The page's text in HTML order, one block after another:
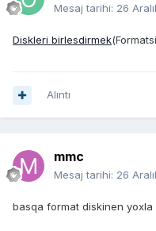
Mesaj tarihi: 26
Diskleri birlesdirmek
Alıntı
mmc
Mesaj tarihi: 26
basqa format diskinen yoxla